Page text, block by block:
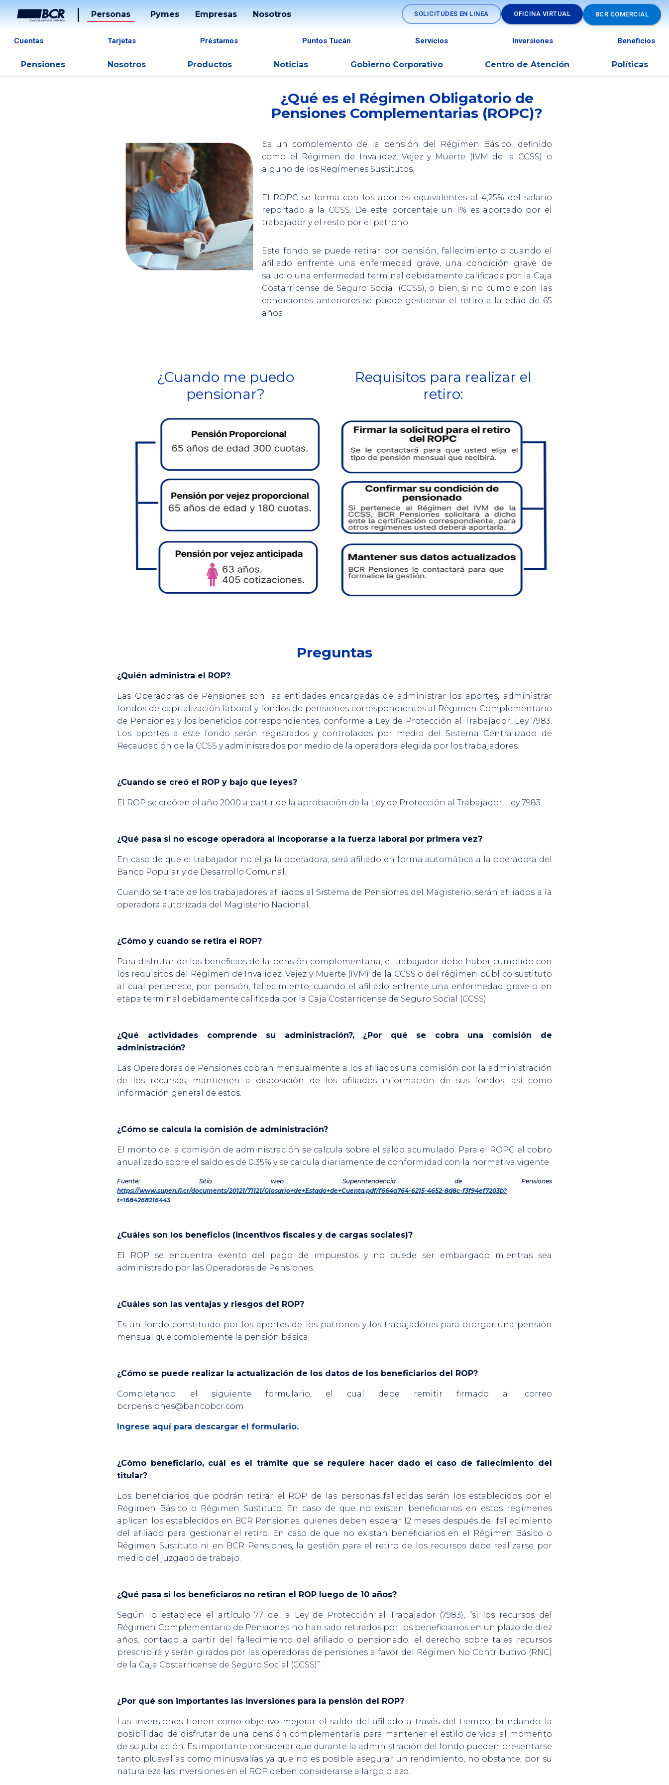
Personas
Cuentas Tarjetas Préstamos Puntos Tucán Servicios Inversiones Beneficios
Pymes
Banca
Tucán
Empresas
Fideicomisos
Comercio
Exterior
Tesorerías
Empresariales
SINPE
Móvil
Inversiones
Nosotros
Estados
Transparencia
Memoria
Anual
SOLICITUDES EN LINEA OFICINA VIRTUAL BCR COMERCIAL
Pensiones Nosotros Productos Noticias Gobierno Corporativo Centro de Atención Políticas
¿Qué es el Régimen Obligatorio de
Pensiones Complementarias (ROPC)?
Es un complemento de la pensión del Régimen Básico, definido
como el Régimen de Invalidez, Vejez y Muerte (IVM de la CCSS) o
alguno de los Regímenes Sustitutos.
El ROPC se forma con los aportes equivalentes al 4,25% del salario
reportado a la CCSS. De este porcentaje un 1% es aportado por el
trabajador y el resto por el patrono.
Este fondo se puede retirar por pensión, fallecimiento o cuando el
afiliado enfrente una enfermedad grave, una condición grave de
salud o una enfermedad terminal debidamente calificada por la Caja
Costarricense de Seguro Social (CCSS), o bien, si no cumple con las
condiciones anteriores se puede gestionar el retiro a la edad de 65
años.
¿Cuando me puedo
pensionar?
Requisitos para realizar el
retiro:
Preguntas
¿Quién administra el ROP?
Las Operadoras de Pensiones son las entidades encargadas de administrar los aportes, administrar
fondos de capitalización laboral y fondos de pensiones correspondientes al Régimen Complementario
de Pensiones y los beneficios correspondientes, conforme a Ley de Protección al Trabajador, Ley 7983.
Los aportes a este fondo serán registrados y controlados por medio del Sistema Centralizado de
Recaudación de la CCSS y administrados por medio de la operadora elegida por los trabajadores.
¿Cuando se creó el ROP y bajo que leyes?
El ROP se creó en el año 2000 a partir de la aprobación de la Ley de Protección al Trabajador, Ley 7983.
¿Qué pasa si no escoge operadora al incoporarse a la fuerza laboral por primera vez?
En caso de que el trabajador no elija la operadora, será afiliado en forma automática a la operadora del
Banco Popular y de Desarrollo Comunal.
Cuando se trate de los trabajadores afiliados al Sistema de Pensiones del Magisterio, serán afiliados a la
operadora autorizada del Magisterio Nacional.
¿Cómo y cuando se retira el ROP?
Para disfrutar de los beneficios de la pensión complementaria, el trabajador debe haber cumplido con
los requisitos del Régimen de Invalidez, Vejez y Muerte (IVM) de la CCSS o del régimen público sustituto
al cual pertenece, por pensión, fallecimiento, cuando el afiliado enfrente una enfermedad grave o en
etapa terminal debidamente calificada por la Caja Costarricense de Seguro Social (CCSS).
¿Qué actividades comprende su administración?, ¿Por qué se cobra una comisión de
administración?
Las Operadoras de Pensiones cobran mensualmente a los afiliados una comisión por la administración
de los recursos; mantienen a disposición de los afiliados información de sus fondos, así como
información general de estos.
¿Cómo se calcula la comisión de administración?
El monto de la comisión de administración se calcula sobre el saldo acumulado. Para el ROPC el cobro
anualizado sobre el saldo es de 0.35% y se calcula diariamente de conformidad con la normativa vigente.
Fuente: Sitio web Superintendencia de Pensiones
https://www.supen.fi.cr/documents/20121/71121/Glosario+de+Estado+de+Cuenta.pdf/f664a764-6215-4652-8d8c-f3f94ef7203b?
t=1684268216443
¿Cuáles son los beneficios (incentivos fiscales y de cargas sociales)?
El ROP se encuentra exento del pago de impuestos y no puede ser embargado mientras sea
administrado por las Operadoras de Pensiones.
¿Cuáles son las ventajas y riesgos del ROP?
Es un fondo constituido por los aportes de los patronos y los trabajadores para otorgar una pensión
mensual que complemente la pensión básica.
¿Cómo se puede realizar la actualización de los datos de los beneficiarios del ROP?
Completando el siguiente formulario, el cual debe remitir firmado al correo
bcrpensiones@bancobcr.com
Ingrese aquí para descargar el formulario.
¿Cómo beneficiario, cuál es el trámite que se requiere hacer dado el caso de fallecimiento del
titular?
Los beneficiarios que podrán retirar el ROP de las personas fallecidas serán los establecidos por el
Régimen Básico o Régimen Sustituto. En caso de que no existan beneficiarios en estos regímenes
aplican los establecidos en BCR Pensiones, quienes deben esperar 12 meses después del fallecimiento
del afiliado para gestionar el retiro. En caso de que no existan beneficiarios en el Régimen Básico o
Régimen Sustituto ni en BCR Pensiones, la gestión para el retiro de los recursos debe realizarse por
medio del juzgado de trabajo.
¿Qué pasa si los beneficiaros no retiran el ROP luego de 10 años?
Según lo establece el artículo 77 de la Ley de Protección al Trabajador (7983), “si los recursos del
Régimen Complementario de Pensiones no han sido retirados por los beneficiarios en un plazo de diez
años, contado a partir del fallecimiento del afiliado o pensionado, el derecho sobre tales recursos
prescribirá y serán girados por las operadoras de pensiones a favor del Régimen No Contributivo (RNC)
de la Caja Costarricense de Seguro Social (CCSS)”.
¿Por qué son importantes las inversiones para la pensión del ROP?
Las inversiones tienen como objetivo mejorar el saldo del afiliado a través del tiempo, brindando la
posibilidad de disfrutar de una pensión complementaria para mantener el estilo de vida al momento
de su jubilación. Es importante considerar que durante la administración del fondo pueden presentarse
tanto plusvalías como minusvalías ya que no es posible asegurar un rendimiento, no obstante, por su
naturaleza las inversiones en el ROP deben considerarse a largo plazo.